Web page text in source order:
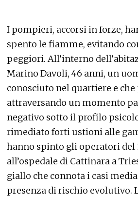
I pompieri, accorsi in forze,
spento le fiamme, evitando
peggiori. All’interno
Marino Davoli, 46 anni, un
conosciuto nel quartiere e che
attraversando un momento
negativo sotto il profilo
rimediato forti ustioni alle
hanno spinto gli operatori del
all’ospedale di Cattinara a
giallo che connota i casi
presenza di rischio evolutivo.